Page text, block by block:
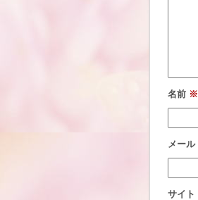
名前 ※
メール
サイト